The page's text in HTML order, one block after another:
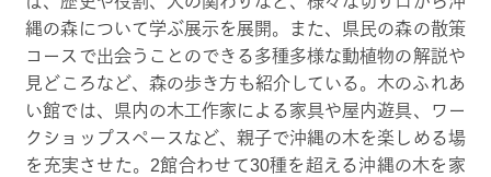
縄の森について学ぶ展示を展開。また、県民の森の散策
コースで出会うことのできる多種多様な動植物の解説や
見どころなど、森の歩き方も紹介している。木のふれあ
い館では、県内の木工作家による家具や屋内遊具、ワー
クショップスペースなど、親子で沖縄の木を楽しめる場
を充実させた。2館合わせて30種を超える沖縄の木を家